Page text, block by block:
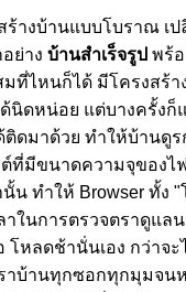
ร้างบ้านแบบโบราณ เ
ย่าง บ้านสำเร็จรูป พร้
ที่ไหนก็ได้ มีโครงสร้า
นิดหน่อย แต่บางครั้งก็
ดมาด้วย ทำให้บ้านดู
ต์ที่มีขนาดความจุของไ
น ทำให้ Browser ทั้ง "
าในการตรวจตราดูแล
หลดช้านั่นเอง กว่าจ
าบ้านทุกซอกทุกมุมจน